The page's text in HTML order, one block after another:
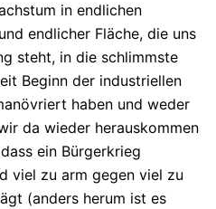
in endlichen
endlicher Fläche, die uns
steht, in die schlimmste
Beginn der industriellen
haben und weder
da wieder herauskommen
ein Bürgerkrieg
viel zu arm gegen viel zu
(anders herum ist es